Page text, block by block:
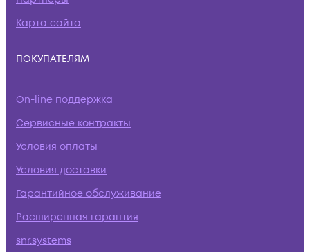
Карта сайта
ПОКУПАТЕЛЯМ
On-line поддержка
Сервисные контракты
Условия оплаты
Условия доставки
Гарантийное обслуживание
Расширенная гарантия
snr.systems